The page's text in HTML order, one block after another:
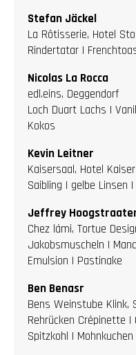
Stefan Jäckel
La Rôtisserie, Hotel
Rindertatar |
Nicolas La Rocca
edl.eins, Deggendorf
Loch Duart Lachs |
Kokos
Kevin Leitner
Kaisersaal, Hotel
Saibling | gelbe Linsen
Jeffrey
Chez lámi, Tortue
Jakobsmuscheln |
Emulsion | Pastinake
Ben Benasr
Bens Weinstube
Rehrücken Crépinette
Spitzkohl |